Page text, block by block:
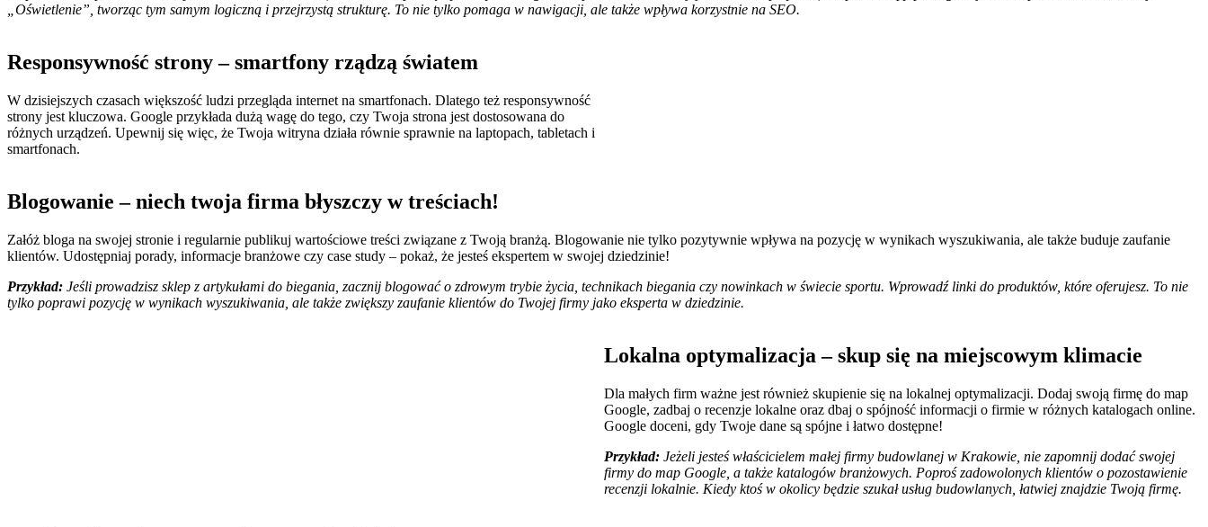
„Oświetlenie”, tworząc tym samym logiczną i przejrzystą strukturę. To nie tylko pomaga w nawigacji, ale także wpływa korzystnie na SEO.
Responsywność strony – smartfony rządzą światem
W dzisiejszych czasach większość ludzi przegląda internet na smartfonach. Dlatego też responsywność
strony jest kluczowa. Google przykłada dużą wagę do tego, czy Twoja strona jest dostosowana do
różnych urządzeń. Upewnij się więc, że Twoja witryna działa równie sprawnie na laptopach, tabletach i
smartfonach.
Blogowanie – niech twoja firma błyszczy w treściach!
Załóż bloga na swojej stronie i regularnie publikuj wartościowe treści związane z Twoją branżą. Blogowanie nie tylko pozytywnie wpływa na pozycję w wynikach wyszukiwania, ale także buduje zaufanie
klientów. Udostępniaj porady, informacje branżowe czy case study – pokaż, że jesteś ekspertem w swojej dziedzinie!
Przykład: Jeśli prowadzisz sklep z artykułami do biegania, zacznij blogować o zdrowym trybie życia, technikach biegania czy nowinkach w świecie sportu. Wprowadź linki do produktów, które oferujesz. To nie
tylko poprawi pozycję w wynikach wyszukiwania, ale także zwiększy zaufanie klientów do Twojej firmy jako eksperta w dziedzinie.
Lokalna optymalizacja – skup się na miejscowym klimacie
Dla małych firm ważne jest również skupienie się na lokalnej optymalizacji. Dodaj swoją firmę do map
Google, zadbaj o recenzje lokalne oraz dbaj o spójność informacji o firmie w różnych katalogach online.
Google doceni, gdy Twoje dane są spójne i łatwo dostępne!
Przykład: Jeżeli jesteś właścicielem małej firmy budowlanej w Krakowie, nie zapomnij dodać swojej
firmy do map Google, a także katalogów branżowych. Poproś zadowolonych klientów o pozostawienie
recenzji lokalnie. Kiedy ktoś w okolicy będzie szukał usług budowlanych, łatwiej znajdzie Twoją firmę.